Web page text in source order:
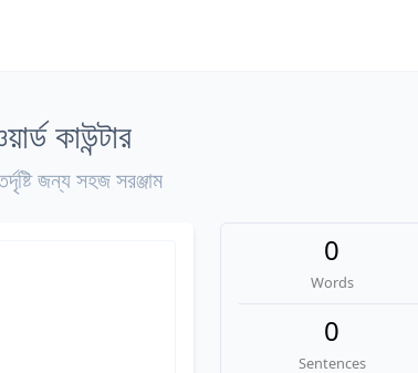
কাউন্টার
জন্য সহজ সরঞ্জাম
0
Words
0
Sentences